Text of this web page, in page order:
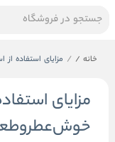
جستجو در فروشگاه
خانه / مزایای استفاده
مزایای